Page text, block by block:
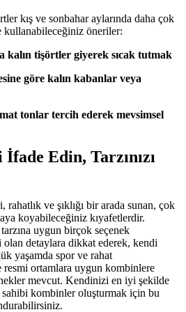
kış ve sonbahar aylarında daha çok
öneriler:
kalın tişörtler giyerek sıcak tutmak
göre kalın kabanlar veya
tonlar tercih ederek mevsimsel
Edin, Tarzınızı
ve şıklığı bir arada sunan, çok
koyabileceğiniz kıyafetlerdir.
uygun birçok seçenek
detaylara dikkat ederek, kendi
yaşamda spor ve rahat
resmi ortamlara uygun kombinlere
mevcut. Kendinizi en iyi şekilde
kombinler oluşturmak için bu